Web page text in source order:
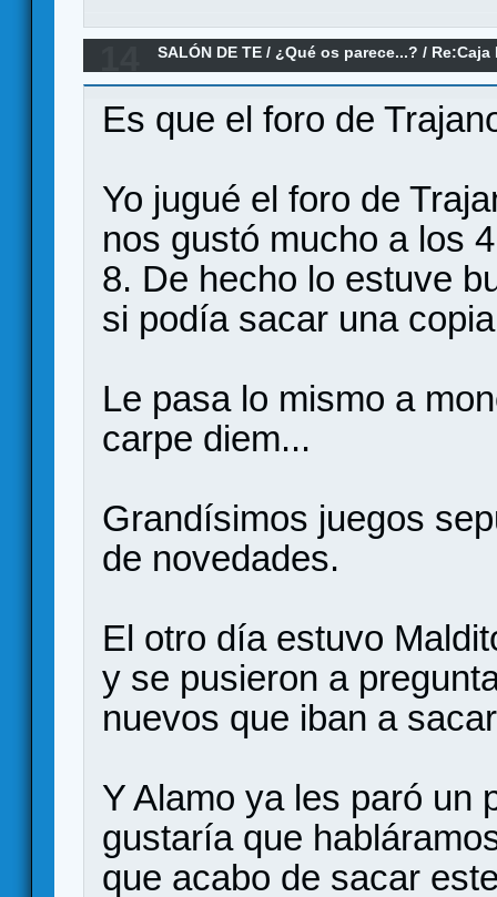
SALÓN DE TE / ¿Qué os parece...? /
Es que el foro de
Yo jugué el foro de
nos gustó mucho a los
8. De hecho lo estuve
si podía sacar una
Le pasa lo mismo a
carpe diem...
Grandísimos juegos
de novedades.
El otro día estuvo
y se pusieron a
nuevos que iban a
Y Alamo ya les paró un
gustaría que
que acabo de sacar